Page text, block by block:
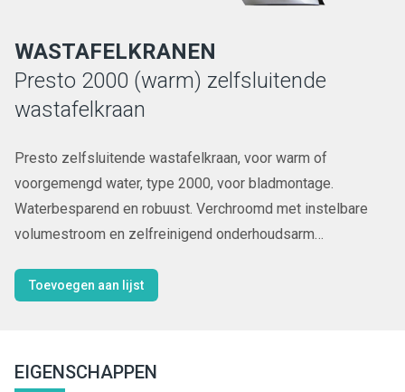
WASTAFELKRANEN
Presto 2000 (warm) zelfsluitende
wastafelkraan
Presto zelfsluitende wastafelkraan, voor warm of
voorgemengd water, type 2000, voor bladmontage.
Waterbesparend en robuust. Verchroomd met instelbare
volumestroom en zelfreinigend onderhoudsarm
Toevoegen aan lijst
EIGENSCHAPPEN